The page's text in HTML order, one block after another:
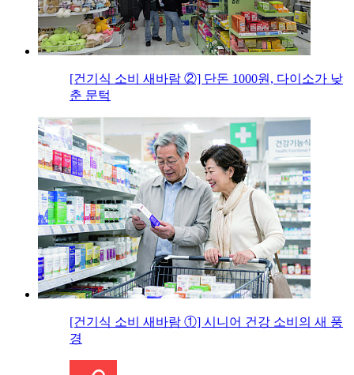
[건기식 소비 새바람 ②] 단돈 1000원, 다이소가 낮
춘 문턱
[건기식 소비 새바람 ①] 시니어 건강 소비의 새 풍
경